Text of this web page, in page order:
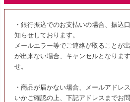
・銀行振込でのお支払いの場合、振込
知らせしております。
メールエラー等でご連絡が取ることが
が出来ない場合、キャンセルとなりま
せ。
・商品が届かない場合、メールアドレ
いかご確認の上、下記アドレスまでお